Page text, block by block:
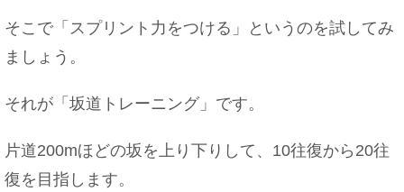
胎児が大きいと早く産まれる？早めるには？巨大児
そこで「スプリント力をつける」というのを試してみ
ましょう。
それが「坂道トレーニング」です。
片道200mほどの坂を上り下りして、10往復から20往
復を目指します。